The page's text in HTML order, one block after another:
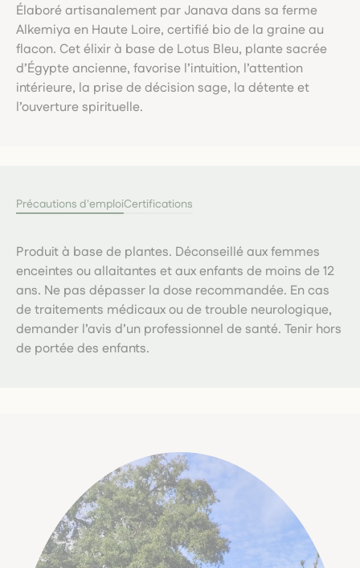
Élaboré artisanalement par Janava dans sa ferme
Alkemiya en Haute Loire, certifié bio de la graine au
flacon. Cet élixir à base de Lotus Bleu, plante sacrée
d’Égypte ancienne, favorise l’intuition, l’attention
intérieure, la prise de décision sage, la détente et
l’ouverture spirituelle.
Précautions d'emploiCertifications
Produit à base de plantes. Déconseillé aux femmes
enceintes ou allaitantes et aux enfants de moins de 12
ans. Ne pas dépasser la dose recommandée. En cas
de traitements médicaux ou de trouble neurologique,
demander l’avis d’un professionnel de santé. Tenir hors
de portée des enfants.